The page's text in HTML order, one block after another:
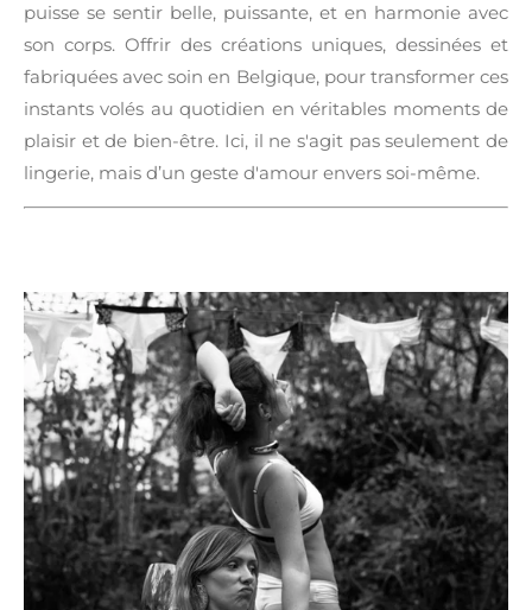
puisse se sentir belle, puissante, et en harmonie avec
son corps. Offrir des créations uniques, dessinées et
fabriquées avec soin en Belgique, pour transformer ces
instants volés au quotidien en véritables moments de
plaisir et de bien-être. Ici, il ne s'agit pas seulement de
lingerie, mais d’un geste d'amour envers soi-même.